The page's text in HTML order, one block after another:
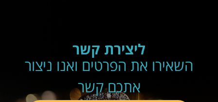
ליצירת קשר
השאירו את הפרטים ואנו ניצור
אתכם קשר